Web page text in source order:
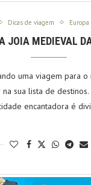
Dicas de viagem Europa
JOIA MEDIEVAL
uma viagem para o
sua lista de
encantadora é